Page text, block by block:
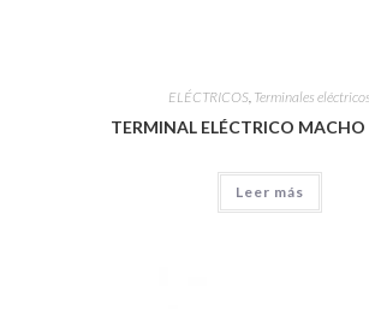
ELÉCTRICOS, Terminales eléctricos
TERMINAL ELÉCTRICO MACHO
Leer más